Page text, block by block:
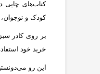
کتاب‌های چاپی
کودک و
بر روی کادر
خرید خود
این رو